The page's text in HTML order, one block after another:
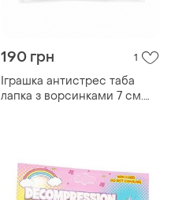
190 грн 1
Іграшка антистрес таба
лапка з ворсинками 7 см.